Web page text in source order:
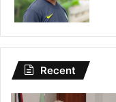
Recent